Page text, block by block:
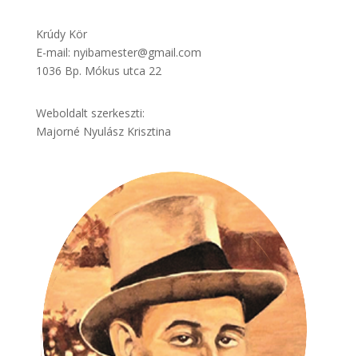
Krúdy Kör
E-mail: nyibamester@gmail.com
1036 Bp. Mókus utca 22
Weboldalt szerkeszti:
Majorné Nyulász Krisztina